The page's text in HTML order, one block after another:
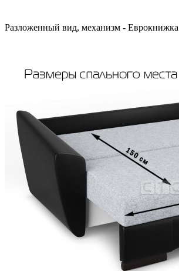
Разложенный вид, механизм - Еврокнижка